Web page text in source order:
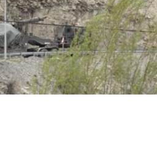
Bolu
Burdur
Bursa
Çanakkale